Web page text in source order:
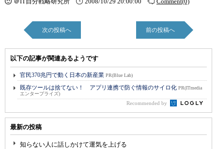
次の投稿へ 前の投稿へ
以下の記事が関連あるようです
官民370兆円で動く日本の新産業 PR(Blue Lab)
既存ツールは捨てない！ アプリ連携で防ぐ情報のサイロ化 PR(ITmedia
エンタープライズ)
Recommended by
最新の投稿
知らない人に話しかけて運気を上げる